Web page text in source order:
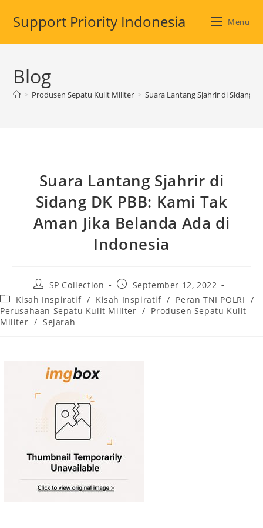
Support Priority Indonesia Menu
Blog
> Produsen Sepatu Kulit Militer > Suara Lantang Sjahrir di Sidang
Suara Lantang Sjahrir di
Sidang DK PBB: Kami Tak
Aman Jika Belanda Ada di
Indonesia
Post
author:
SP Collection
Post
published:
September 12, 2022
Post
category:
Kisah Inspiratif / Kisah Inspiratif / Peran TNI POLRI /
Perusahaan Sepatu Kulit Militer / Produsen Sepatu Kulit
Militer / Sejarah